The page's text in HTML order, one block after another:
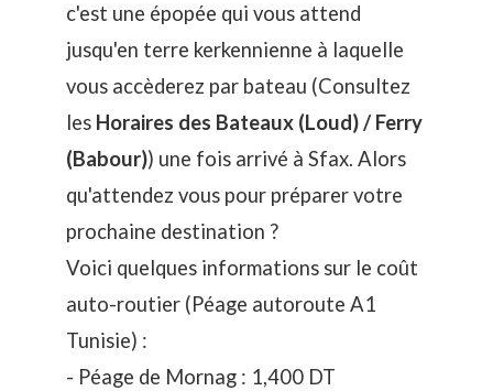
c'est une épopée qui vous attend
jusqu'en terre kerkennienne à laquelle
vous accèderez par bateau (Consultez
les Horaires des Bateaux (Loud) / Ferry
(Babour)) une fois arrivé à Sfax. Alors
qu'attendez vous pour préparer votre
prochaine destination ?
Voici quelques informations sur le coût
auto-routier (Péage autoroute A1
Tunisie) :
- Péage de Mornag : 1,400 DT